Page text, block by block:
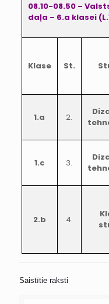
08.10-08.50 –
daļa – 6.a klasei
Klase St.
1.a 2.
1.c 3.
2.b 4.
Saistītie raksti